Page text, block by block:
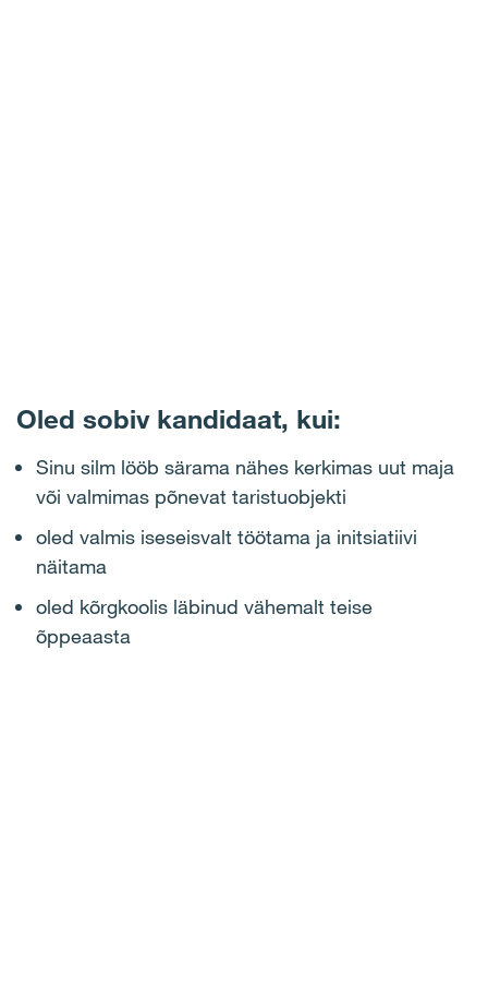
Oled sobiv kandidaat, kui:
Sinu silm lööb särama nähes kerkimas uut maja
või valmimas põnevat taristuobjekti
oled valmis iseseisvalt töötama ja initsiatiivi
näitama
oled kõrgkoolis läbinud vähemalt teise
õppeaasta